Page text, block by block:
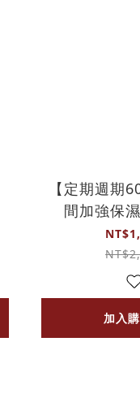
【定期週期
間加強保
加入